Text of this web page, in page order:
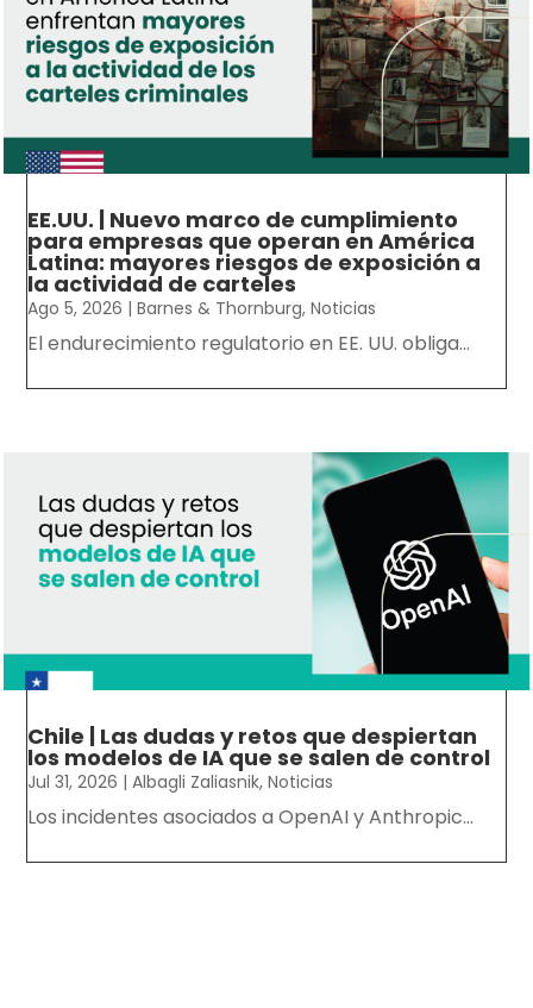
EE.UU. | Nuevo marco de cumplimiento
para empresas que operan en América
Latina: mayores riesgos de exposición a
la actividad de carteles
Ago 5, 2026 |Barnes & Thornburg,Noticias
El endurecimiento regulatorio en EE. UU. obliga...
Chile | Las dudas y retos que despiertan
los modelos de IA que se salen de control
Jul 31, 2026 |Albagli Zaliasnik,Noticias
Los incidentes asociados a OpenAI y Anthropic...